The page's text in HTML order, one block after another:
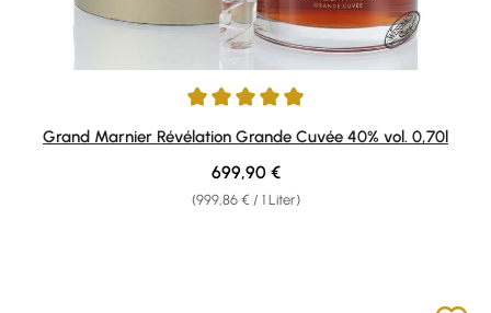
Durchschnittliche Bewertung von 5 von 5 Sternen
Grand Marnier Révélation Grande Cuvée 40% vol. 0,70l
(999,86 € / 1 Liter)
Regulärer Preis:
699,90 €